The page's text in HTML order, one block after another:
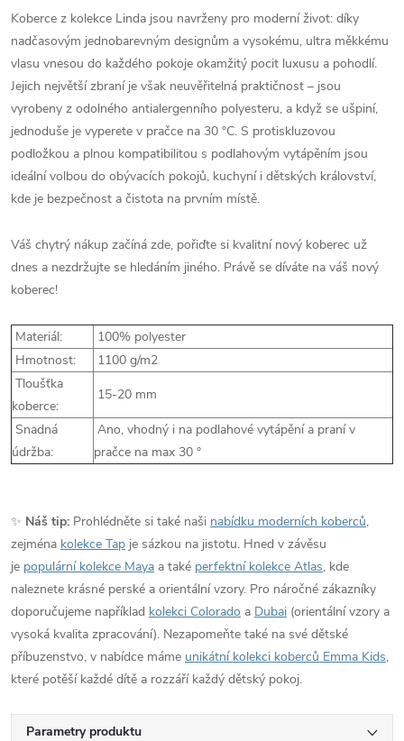
Koberce z kolekce Linda jsou navrženy pro moderní život: díky
nadčasovým jednobarevným designům a vysokému, ultra měkkému
vlasu vnesou do každého pokoje okamžitý pocit luxusu a pohodlí.
Jejich největší zbraní je však neuvěřitelná praktičnost – jsou
vyrobeny z odolného antialergenního polyesteru, a když se ušpiní,
jednoduše je vyperete v pračce na 30 °C. S protiskluzovou
podložkou a plnou kompatibilitou s podlahovým vytápěním jsou
ideální volbou do obývacích pokojů, kuchyní i dětských království,
kde je bezpečnost a čistota na prvním místě.
Váš chytrý nákup začíná zde, pořiďte si kvalitní nový koberec už
dnes a nezdržujte se hledáním jiného. Právě se díváte na váš nový
koberec!
Materiál:
100% polyester
Hmotnost:
1100 g/m2
Tloušťka
koberce:
15-20 mm
Snadná
údržba:
Ano, vhodný i na podlahové vytápění a praní v
pračce na max 30 °
✨ Náš tip: Prohlédněte si také naši nabídku moderních koberců,
zejména kolekce Tap je sázkou na jistotu. Hned v závěsu
je populární kolekce Maya a také perfektní kolekce Atlas, kde
naleznete krásné perské a orientální vzory. Pro náročné zákazníky
doporučujeme například kolekci Colorado a Dubai (orientální vzory a
vysoká kvalita zpracování). Nezapomeňte také na své dětské
příbuzenstvo, v nabídce máme unikátní kolekci koberců Emma Kids,
které potěší každé dítě a rozzáří každý dětský pokoj.
Parametry produktu